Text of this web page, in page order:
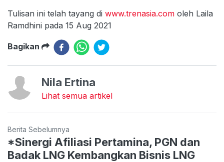
Tulisan ini telah tayang di www.trenasia.com oleh Laila
Ramdhini pada 15 Aug 2021
Bagikan
Nila Ertina
Lihat semua artikel
Berita Sebelumnya
*Sinergi Afiliasi Pertamina, PGN dan
Badak LNG Kembangkan Bisnis LNG